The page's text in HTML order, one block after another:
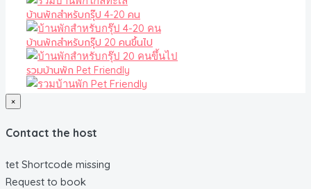
บ้านพักสำหรับกรุ๊ป 4-20 คน
บ้านพักสำหรับกรุ๊ป 20 คนขึ้นไป
รวมบ้านพัก Pet Friendly
×
Contact the host
tet Shortcode missing
Request to book